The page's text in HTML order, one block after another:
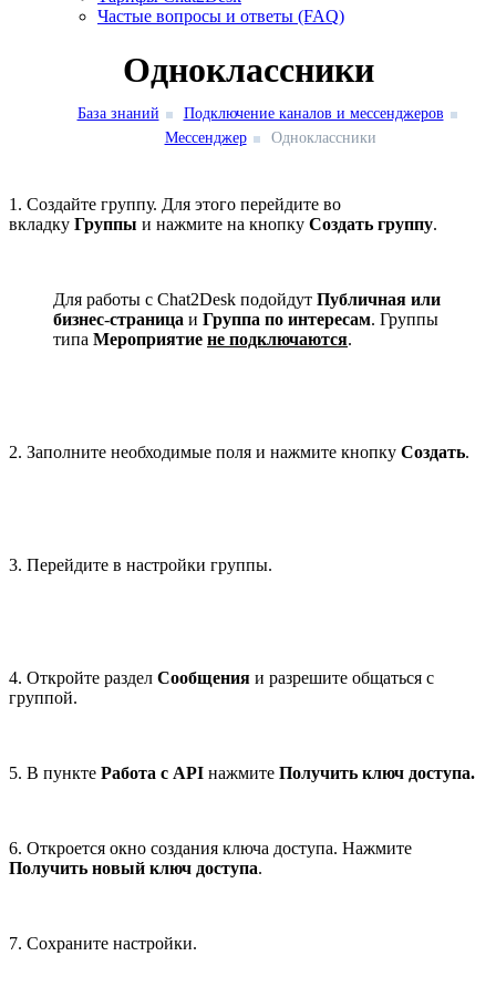
Частые вопросы и ответы (FAQ)
Одноклассники
База знаний
Подключение каналов и мессенджеров
Мессенджер
Одноклассники
1. Создайте группу. Для этого перейдите во
вкладку Группы и нажмите на кнопку Создать группу.
Для работы с Chat2Desk подойдут Публичная или
бизнес-страница и Группа по интересам. Группы
типа Мероприятие не подключаются.
2. Заполните необходимые поля и нажмите кнопку Создать.
3. Перейдите в настройки группы.
4. Откройте раздел Сообщения и разрешите общаться с
группой.
5. В пункте Работа с API нажмите Получить ключ доступа.
6. Откроется окно создания ключа доступа. Нажмите
Получить новый ключ доступа.
7. Сохраните настройки.